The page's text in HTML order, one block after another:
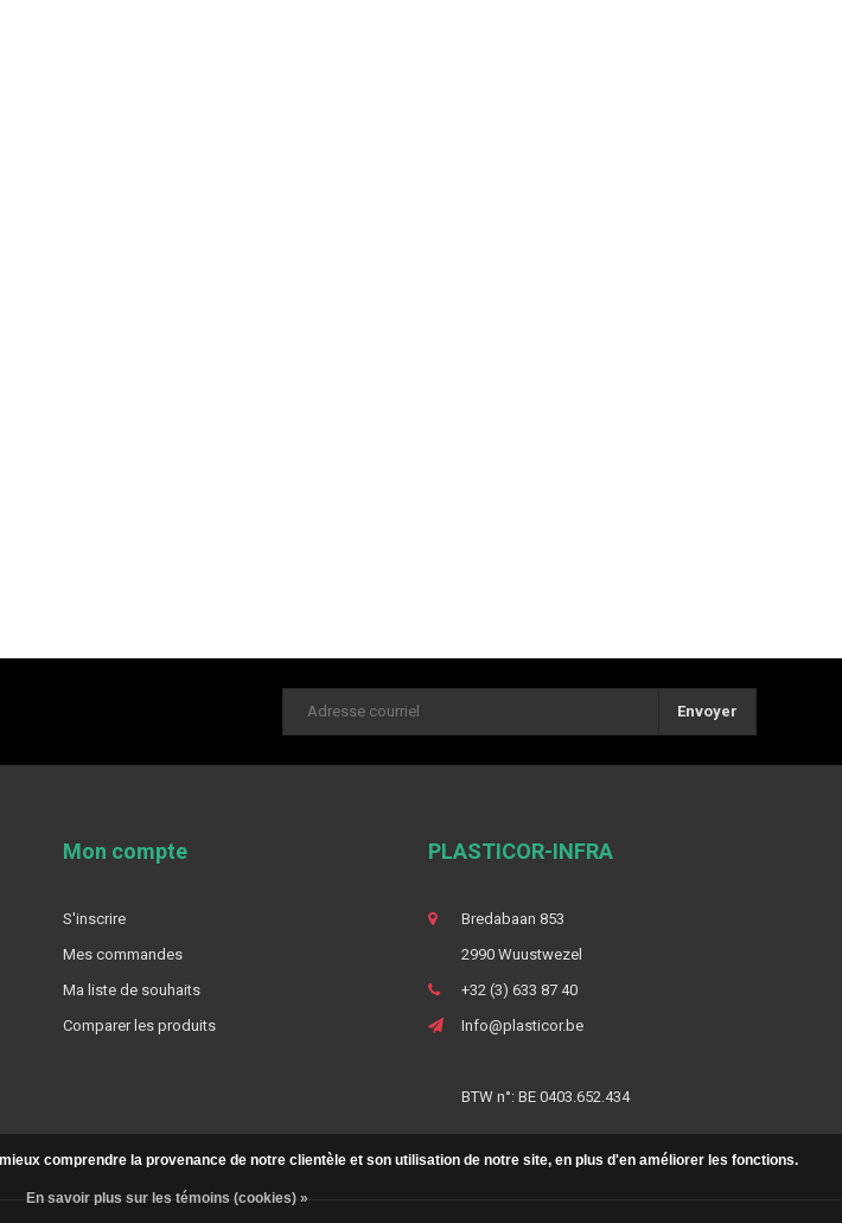
Envoyer
Mon compte
S'inscrire
Mes commandes
Ma liste de souhaits
Comparer les produits
PLASTICOR-INFRA
Bredabaan 853
2990 Wuustwezel
+32 (3) 633 87 40
Info@plasticor.be
BTW n°: BE 0403.652.434
comprendre la provenance de notre clientèle et son utilisation de notre site, en plus d'en améliorer les fonctions.
En savoir plus sur les témoins (cookies) »